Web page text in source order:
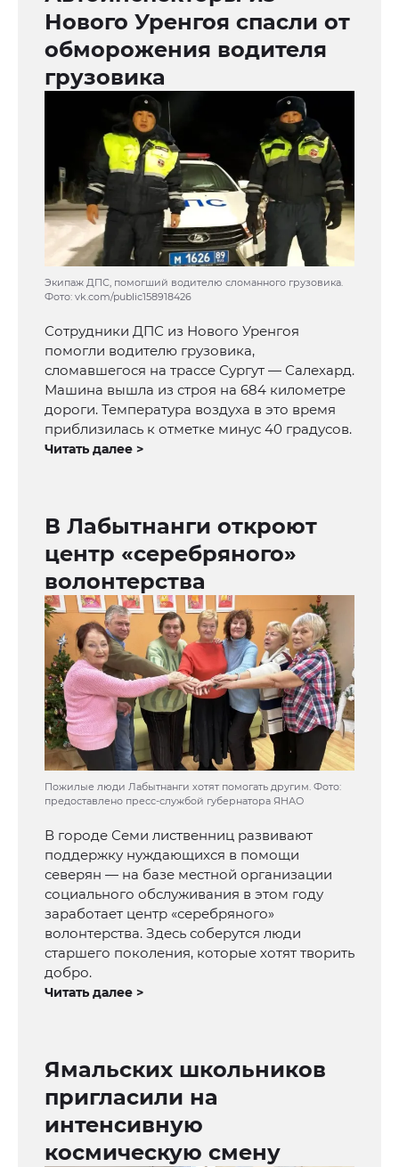
Нового Уренгоя спасли от
обморожения водителя
грузовика
Экипаж ДПС, помогший водителю сломанного грузовика.
Фото: vk.com/public158918426
Сотрудники ДПС из Нового Уренгоя
помогли водителю грузовика,
сломавшегося на трассе Сургут — Салехард.
Машина вышла из строя на 684 километре
дороги. Температура воздуха в это время
приблизилась к отметке минус 40 градусов.
Читать далее >
В Лабытнанги откроют
центр «серебряного»
волонтерства
Пожилые люди Лабытнанги хотят помогать другим. Фото:
предоставлено пресс-службой губернатора ЯНАО
В городе Семи лиственниц развивают
поддержку нуждающихся в помощи
северян — на базе местной организации
социального обслуживания в этом году
заработает центр «серебряного»
волонтерства. Здесь соберутся люди
старшего поколения, которые хотят творить
добро.
Читать далее >
Ямальских школьников
пригласили на
интенсивную
космическую смену